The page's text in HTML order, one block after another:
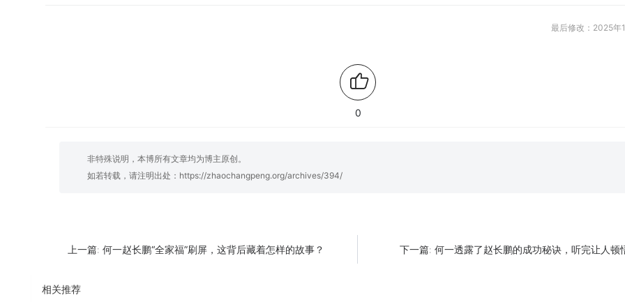
最后修改：2025年
0
非特殊说明，本博所有文章均为博主原创。
如若转载，请注明出处： https://zhaochangpeng.org/archives/394/
上一篇: 何一赵长鹏“全家福”刷屏，这背后藏着怎样的故事？ 下一篇: 何一透露了赵长鹏的成功秘诀，听完让人顿
相关推荐